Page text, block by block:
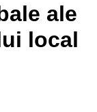
ale
local